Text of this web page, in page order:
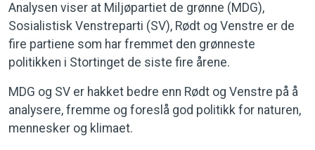
Analysen viser at Miljøpartiet de grønne (MDG),
Sosialistisk Venstreparti (SV), Rødt og Venstre er de
fire partiene som har fremmet den grønneste
politikken i Stortinget de siste fire årene.
MDG og SV er hakket bedre enn Rødt og Venstre på å
analysere, fremme og foreslå god politikk for naturen,
mennesker og klimaet.